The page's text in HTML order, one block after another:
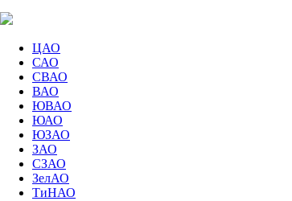
ЦАО
САО
СВАО
ВАО
ЮВАО
ЮАО
ЮЗАО
ЗАО
СЗАО
ЗелАО
ТиНАО